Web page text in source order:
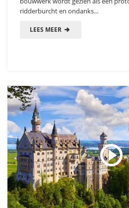
ridderburcht en ondanks...
LEES MEER